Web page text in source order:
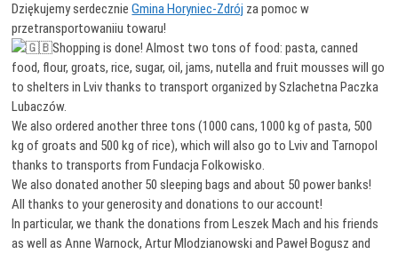
Dziękujemy serdecznieGmina Horyniec-Zdrój za pomoc w
przetransportowaniiu towaru!
Shopping is done! Almost two tons of food: pasta, canned
food, flour, groats, rice, sugar, oil, jams, nutella and fruit mousses will go
to shelters in Lviv thanks to transport organized by Szlachetna Paczka
Lubaczów.
We also ordered another three tons (1000 cans, 1000 kg of pasta, 500
kg of groats and 500 kg of rice), which will also go to Lviv and Tarnopol
thanks to transports from Fundacja Folkowisko.
We also donated another 50 sleeping bags and about 50 power banks!
All thanks to your generosity and donations to our account!
In particular, we thank the donations from Leszek Mach and his friends
as well as Anne Warnock, Artur Mlodzianowski and Paweł Bogusz and